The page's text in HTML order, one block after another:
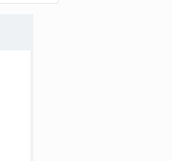
Gelis „Anaftin® Baby“ dygstant dantukams (atsiliepimai) (4)